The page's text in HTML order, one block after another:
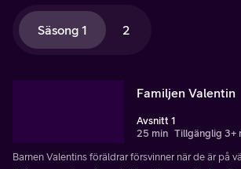
Säsong 1 2
Familjen Valentin
Avsnitt 1
25 min Tillgänglig 3+
Barnen Valentins föräldrar försvinner när de är på